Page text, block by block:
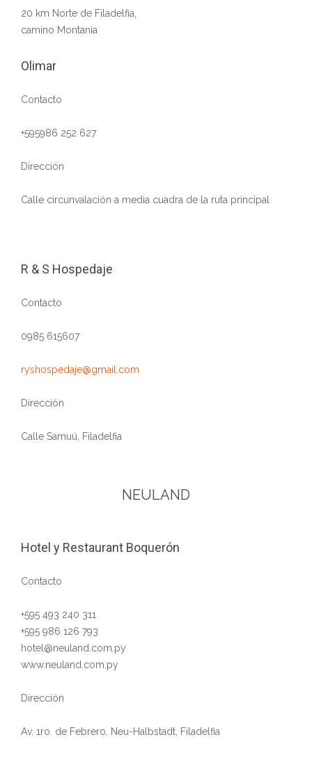
20 km Norte de Filadelfia,
camino Montania
Olimar
Contacto
+595986 252 627
Dirección
Calle circunvalación a media cuadra de la ruta principal
R & S Hospedaje
Contacto
0985 615607
ryshospedaje@gmail.com
Dirección
Calle Samuú, Filadelfia
NEULAND
Hotel y Restaurant Boquerón
Contacto
+595 493 240 311
+595 986 126 793
hotel@neuland.com.py
www.neuland.com.py
Dirección
Av. 1ro. de Febrero, Neu-Halbstadt, Filadelfia